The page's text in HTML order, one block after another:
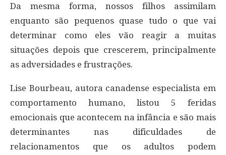
Da mesma forma, nossos filhos assimilam
enquanto são pequenos quase tudo o que vai
determinar como eles vão reagir a muitas
situações depois que crescerem, principalmente
as adversidades e frustrações.
Lise Bourbeau, autora canadense especialista em
comportamento humano, listou 5 feridas
emocionais que acontecem na infância e são mais
determinantes nas dificuldades de
relacionamentos que os adultos podem